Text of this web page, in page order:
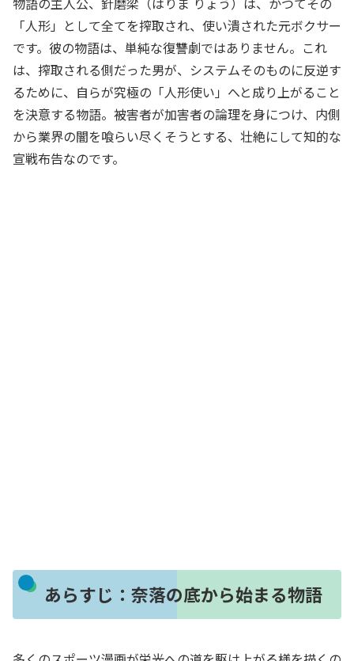
「人形」として全てを搾取され、使い潰された元ボクサー
です。彼の物語は、単純な復讐劇ではありません。これ
は、搾取される側だった男が、システムそのものに反逆す
るために、自らが究極の「人形使い」へと成り上がること
を決意する物語。被害者が加害者の論理を身につけ、内側
から業界の闇を喰らい尽くそうとする、壮絶にして知的な
宣戦布告なのです。
あらすじ：奈落の底から始まる物語